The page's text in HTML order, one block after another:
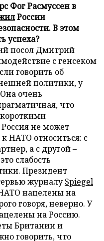
Фог Расмуссен в
России
В этом
успеха?
посол Дмитрий
с генсеком
говорить об
политики, у
Она очень
что
не может
НАТО относиться: с
а с другой –
слабость
Президент
журналуSpiegel
нацелены на
говоря, неверно. У
на Россию.
Британии и
говорить, что